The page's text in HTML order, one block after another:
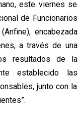
este viernes se
de Funcionarios
encabezada
a través de una
resultados de la
establecido las
junto con la